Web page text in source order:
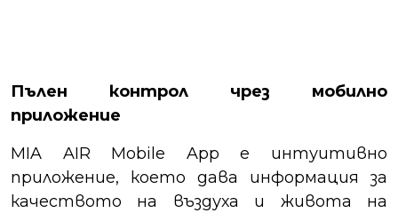
Пълен контрол чрез мобилно
приложение
MIA AIR Mobile App е интуитивно
приложение, което дава информация за
качеството на въздуха и живота на